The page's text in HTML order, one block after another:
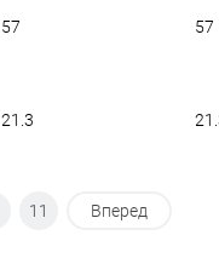
57 57
21.3
11 Вперед